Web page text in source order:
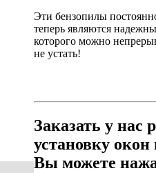
Эти бензопилы
теперь являются
которого можно
не устать!
Заказать у нас
установку
Вы можете